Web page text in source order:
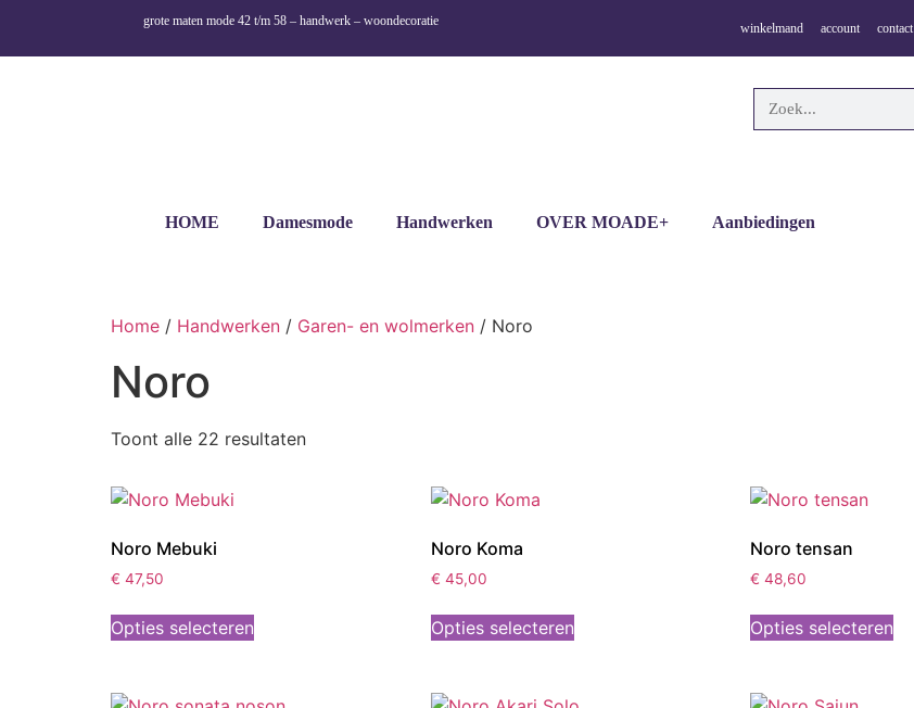
grote maten mode 42 t/m 58 – handwerk – woondecoratie
winkelmand account contact
HOME Damesmode Handwerken OVER MOADE+ Aanbiedingen
Home / Handwerken / Garen- en wolmerken / Noro
Noro
Toont alle 22 resultaten
Noro Mebuki
€ 47,50
Opties selecteren
Noro Koma
€ 45,00
Opties selecteren
Noro tensan
€ 48,60
Opties selecteren